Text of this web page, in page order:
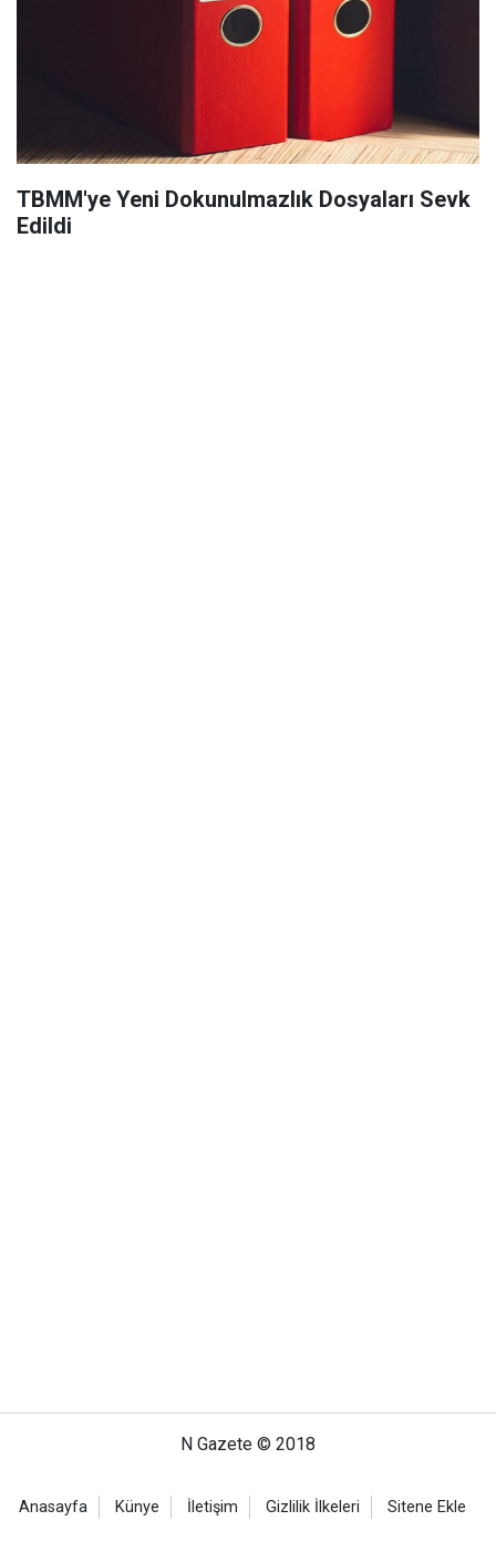
TBMM'ye Yeni Dokunulmazlık Dosyaları Sevk
Edildi
N Gazete © 2018
Anasayfa Künye İletişim Gizlilik İlkeleri Sitene Ekle